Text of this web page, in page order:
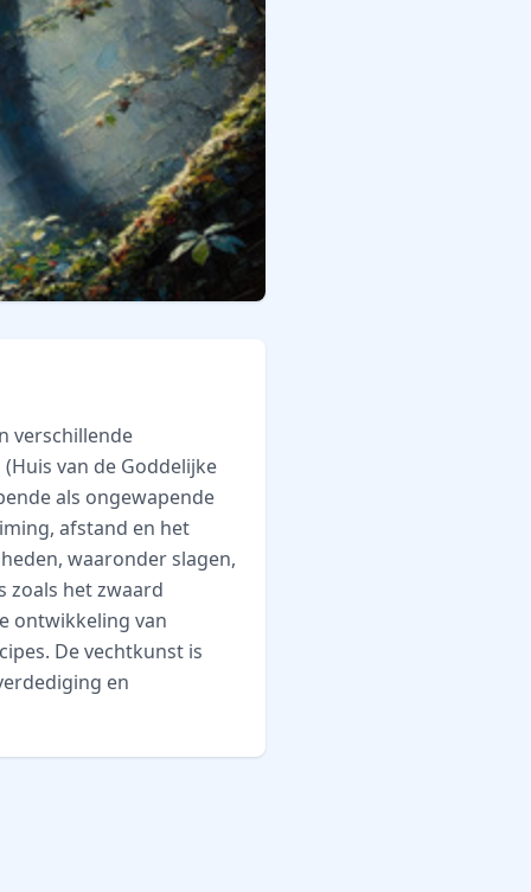
verschillende
van de Goddelijke
als ongewapende
afstand en het
waaronder slagen,
zoals het zwaard
ontwikkeling van
De vechtkunst is
en